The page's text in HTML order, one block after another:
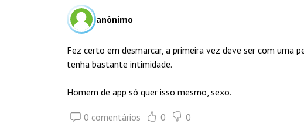
anônimo
Fez certo em desmarcar, a primeira vez deve ser com uma
tenha bastante intimidade.
Homem de app só quer isso mesmo, sexo.
0 comentários 0 0